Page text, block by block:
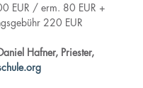
EUR / erm. 80 EUR +
220 EUR
Hafner, Priester,